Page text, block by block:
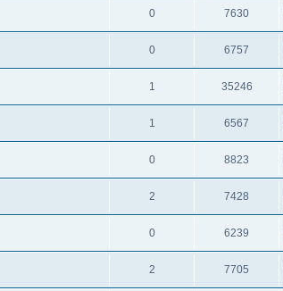
0 7630
0 6757
1 35246
1 6567
0 8823
2 7428
0 6239
2 7705